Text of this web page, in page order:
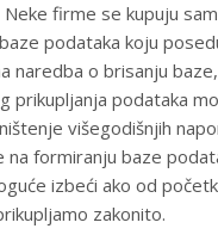
firme se kupuju
podataka koju
naredba o brisanju
prikupljanja podataka
višegodišnjih
na formiranju baze
izbeći ako od
zakonito.